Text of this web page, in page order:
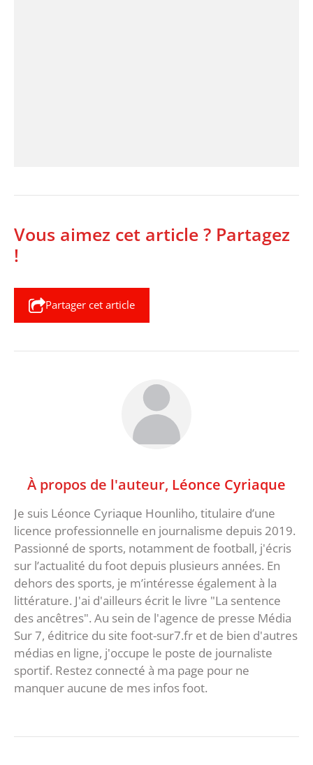
Vous aimez cet article ? Partagez
!
Partager cet article
À propos de l'auteur, Léonce Cyriaque
Je suis Léonce Cyriaque Hounliho, titulaire d’une
licence professionnelle en journalisme depuis 2019.
Passionné de sports, notamment de football, j'écris
sur l’actualité du foot depuis plusieurs années. En
dehors des sports, je m’intéresse également à la
littérature. J'ai d'ailleurs écrit le livre "La sentence
des ancêtres". Au sein de l'agence de presse Média
Sur 7, éditrice du site foot-sur7.fr et de bien d'autres
médias en ligne, j'occupe le poste de journaliste
sportif. Restez connecté à ma page pour ne
manquer aucune de mes infos foot.